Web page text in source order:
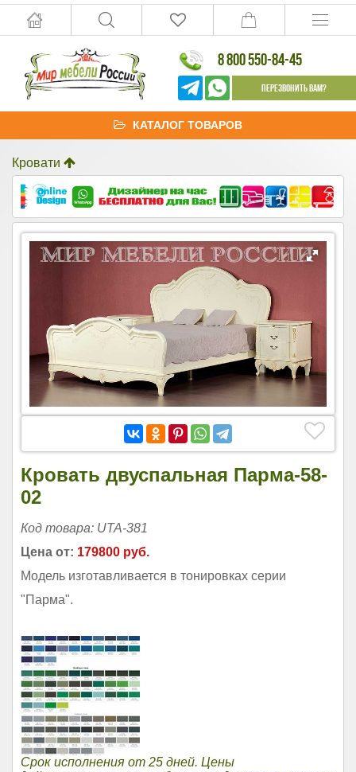
8 800 550-84-45
Перезвонить Вам?
КАТАЛОГ ТОВАРОВ
Кровати
Кровать двуспальная Парма-58-
02
Код товара: UTA-381
Цена от: 179800 руб.
Модель изготавливается в тонировках серии
"Парма".
Срок исполнения от 25 дней. Цены